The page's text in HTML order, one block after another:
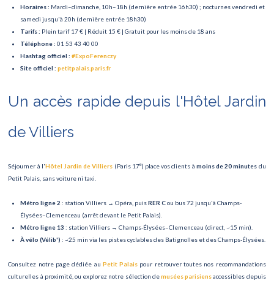
Le Lac des Cygnes
Semi marathon
Roland Garros
Saint-Valentin
Ateliers des Lumières
Cinéma en plair air Villette
Fête Foraine des Tuileries
Le roi lion
Fête de la musique
Horaires : Mardi–dimanche, 10h–18h (dernière entrée 16h30) ; nocturnes vendredi et
samedi jusqu'à 20h (dernière entrée 18h30)
Tarifs : Plein tarif 17 € | Réduit 15 € | Gratuit pour les moins de 18 ans
Téléphone : 01 53 43 40 00
Hashtag officiel : #ExpoFerenczy
Site officiel : petitpalais.paris.fr
Un accès rapide depuis l'Hôtel Jardin
de Villiers
Séjourner à l'Hôtel Jardin de Villiers (Paris 17e) place vos clients à moins de 20 minutes du
Petit Palais, sans voiture ni taxi.
Métro ligne 2 : station Villiers → Opéra, puisRER Cou bus 72 jusqu'à Champs-
Élysées–Clemenceau (arrêt devant le Petit Palais).
Métro ligne 13 : station Villiers → Champs-Élysées–Clemenceau (direct, ~15 min).
À vélo (Vélib') : ~25 min via les pistes cyclables des Batignolles et des Champs-Élysées.
Consultez notre page dédiée au Petit Palais pour retrouver toutes nos recommandations
culturelles à proximité, ou explorez notre sélection demusées parisiensaccessibles depuis